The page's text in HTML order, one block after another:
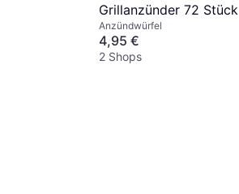
Grillanzünder 72 Stück
Anzündwürfel
4,95 €
2 Shops